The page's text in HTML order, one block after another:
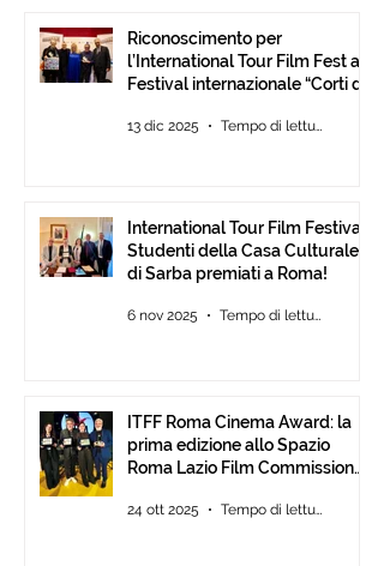
Riconoscimento per
l’International Tour Film Fest al
Festival internazionale “Corti da
13 dic 2025 Tempo di lettura: 2 min
International Tour Film Festival:
Studenti della Casa Culturale
di Sarba premiati a Roma!
6 nov 2025 Tempo di lettura: 2 min
ITFF Roma Cinema Award: la
prima edizione allo Spazio
Roma Lazio Film Commission
24 ott 2025 Tempo di lettura: 2 min